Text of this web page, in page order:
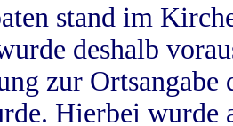
stand im
deshalb
zur
Hierbei wurde